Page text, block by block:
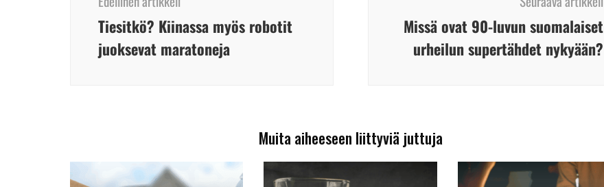
Tiesitkö? Kiinassa myös robotit
juoksevat maratoneja
Missä ovat 90-luvun suomalaiset
urheilun supertähdet nykyään?
Muita aiheeseen liittyviä juttuja